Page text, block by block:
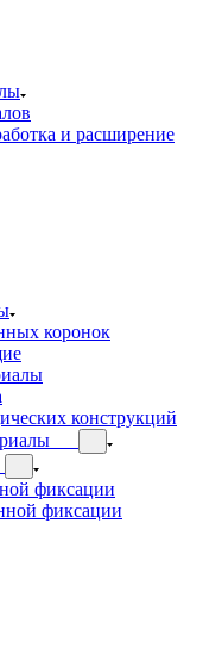
и расширение
коронок
конструкций
фиксации
фиксации